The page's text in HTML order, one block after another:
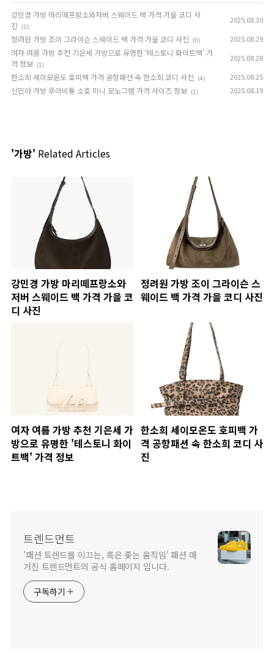
강민경 가방 마리떼프랑소와저버 스웨이드 백 가격 가을 코디 사
진
(1)
2025.08.30
정려원 가방 조이 그라이슨 스웨이드 백 가격 가을 코디 사진 (0) 2025.08.29
여자 여름 가방 추천 기은세 가방으로 유명한 '테스토니 화이트백' 가
격 정보 (1)
2025.08.28
한소희 세이모온도 호피백 가격 공항패션 속 한소희 코디 사진 (4) 2025.08.25
신민아 가방 루이비통 소호 미니 모노그램 가격 사이즈 정보 (1) 2025.08.19
'가방' Related Articles
강민경 가방 마리떼프랑소와
저버 스웨이드 백 가격 가을 코
디 사진
정려원 가방 조이 그라이슨 스
웨이드 백 가격 가을 코디 사진
여자 여름 가방 추천 기은세 가
방으로 유명한 '테스토니 화이
트백' 가격 정보
한소희 세이모온도 호피백 가
격 공항패션 속 한소희 코디 사
진
트렌드먼트
'패션 트렌드를 이끄는, 혹은 좇는 움직임' 패션 매
거진 트렌드먼트의 공식 홈페이지 입니다.
구독하기